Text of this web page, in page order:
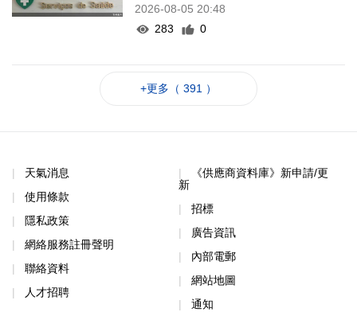
2026-08-05 20:48
283
0
+更多（ 391 ）
天氣消息
使用條款
隱私政策
網絡服務註冊聲明
聯絡資料
人才招聘
《供應商資料庫》新申請/更
新
招標
廣告資訊
內部電郵
網站地圖
通知